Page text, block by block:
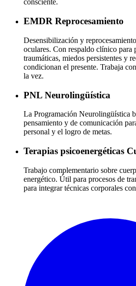
consciente.
EMDR Reprocesamiento
Desensibilización y
oculares. Con respaldo clínico para
traumáticas, miedos persistentes y
condicionan el presente. Trabaja
la vez.
PNL Neurolingüística
La Programación Neurolingüística
pensamiento y de comunicación
personal y el logro de metas.
Terapias psicoenergéticas
Trabajo complementario sobre
energético. Útil para procesos de
para integrar técnicas corporales